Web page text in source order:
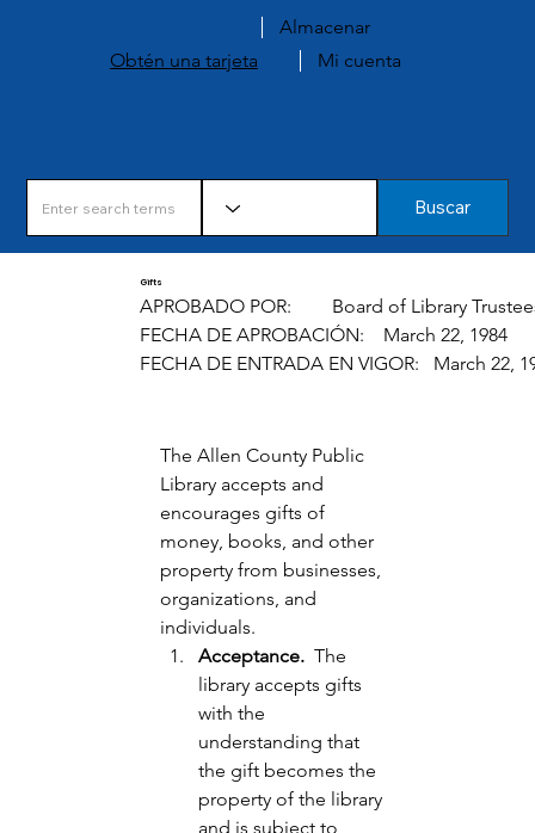
Almacenar
Obtén una tarjeta
Mi cuenta
Buscar
Gifts
APROBADO POR:
Board of Library
FECHA DE APROBACIÓN:
March 22, 1984
FECHA DE ENTRADA EN VIGOR:
March 22,
The Allen County Public
Library accepts and
encourages gifts of
money, books, and other
property from businesses,
organizations, and
individuals.
Acceptance. The
library accepts gifts
with the
understanding that
the gift becomes the
property of the library
and is subject to